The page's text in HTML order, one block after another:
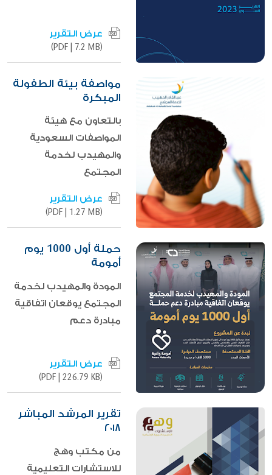
عرض التقرير
(PDF
7.2 MB)
مواصفة بيئة الطفولة
المبكرة
بالتعاون مع هيئة
المواصفات السعودية
والمهيدب لخدمة
المجتمع
عرض التقرير
(PDF
1.27 MB)
حملة أول 1000 يوم
أمومة
المودة والمهيدب لخدمة
المجتمع يوقعان اتفاقية
مبادرة دعم
عرض التقرير
(PDF
226.79 KB)
تقرير المرشد المباشر
٢٠١٨
من مكتب وهج
للاستشارات التعليمية